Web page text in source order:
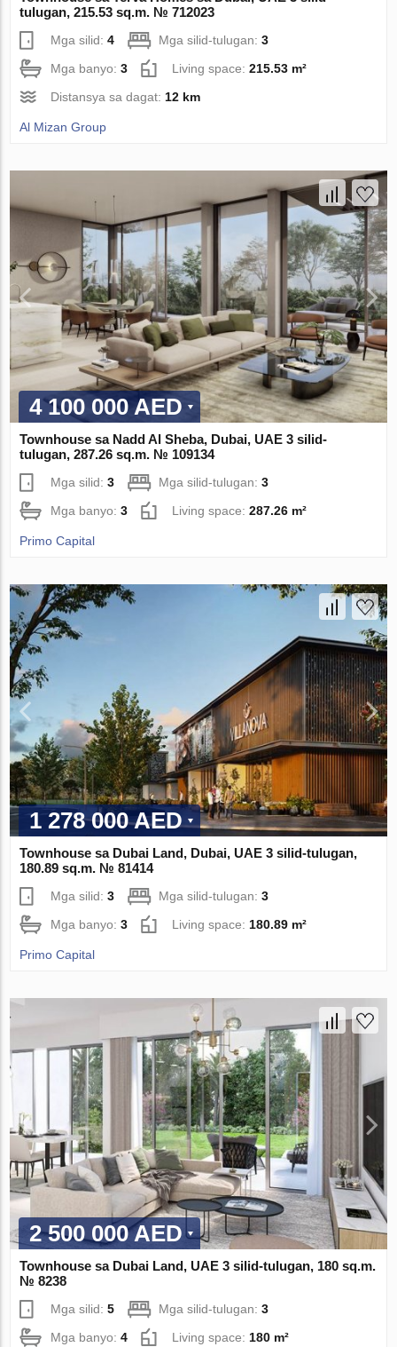
tulugan, 215.53 sq.m. № 712023
Mga silid:4 Mga silid-tulugan:3
Mga banyo:3 Living space:215.53 m²
Distansya sa dagat:12 km
Al Mizan Group
4 100 000 AED
Townhouse sa Nadd Al Sheba, Dubai, UAE 3 silid-
tulugan, 287.26 sq.m. № 109134
Mga silid:3 Mga silid-tulugan:3
Mga banyo:3 Living space:287.26 m²
Primo Capital
1 278 000 AED
Townhouse sa Dubai Land, Dubai, UAE 3 silid-tulugan,
180.89 sq.m. № 81414
Mga silid:3 Mga silid-tulugan:3
Mga banyo:3 Living space: 180.89 m²
Primo Capital
2 500 000 AED
Townhouse sa Dubai Land, UAE 3 silid-tulugan, 180 sq.m.
№ 8238
Mga silid:5 Mga silid-tulugan:3
Mga banyo:4 Living space:180 m²